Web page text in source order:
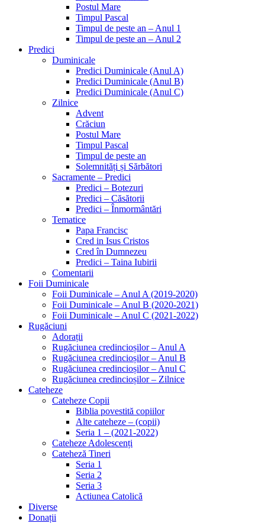
Postul Mare
Timpul Pascal
Timpul de peste an – Anul 1
Timpul de peste an – Anul 2
Predici
Duminicale
Predici Duminicale (Anul A)
Predici Duminicale (Anul B)
Predici Duminicale (Anul C)
Zilnice
Advent
Crăciun
Postul Mare
Timpul Pascal
Timpul de peste an
Solemnități și Sărbători
Sacramente – Predici
Predici – Botezuri
Predici – Căsătorii
Predici – Înmormântări
Tematice
Papa Francisc
Cred in Isus Cristos
Cred în Dumnezeu
Predici – Taina Iubirii
Comentarii
Foii Duminicale
Foii Duminicale – Anul A (2019-2020)
Foii Duminicale – Anul B (2020-2021)
Foii Duminicale – Anul C (2021-2022)
Rugăciuni
Adorații
Rugăciunea credincioșilor – Anul A
Rugăciunea credincioșilor – Anul B
Rugăciunea credincioșilor – Anul C
Rugăciunea credincioșilor – Zilnice
Cateheze
Cateheze Copii
Biblia povestită copiilor
Alte cateheze – (copii)
Seria 1 – (2021-2022)
Cateheze Adolescenți
Cateheză Tineri
Seria 1
Seria 2
Seria 3
Actiunea Catolică
Diverse
Donații